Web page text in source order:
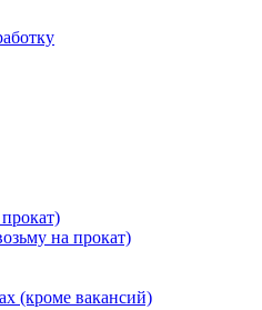
на прокат)
(кроме вакансий)